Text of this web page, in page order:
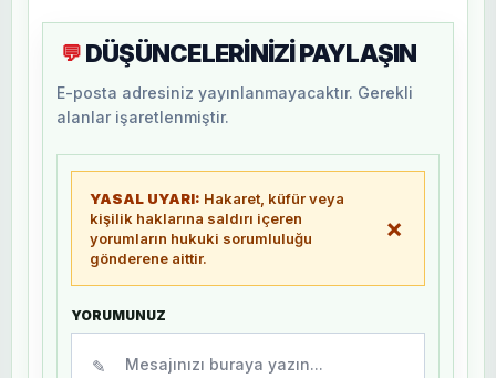
💬 DÜŞÜNCELERİNİZİ PAYLAŞIN
E-posta adresiniz yayınlanmayacaktır. Gerekli
alanlar işaretlenmiştir.
YASAL UYARI: Hakaret, küfür veya
kişilik haklarına saldırı içeren
yorumların hukuki sorumluluğu
gönderene aittir.
×
YORUMUNUZ
✎